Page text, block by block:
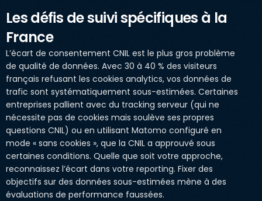
Les défis de suivi spécifiques à la
France
L’écart de consentement CNIL est le plus gros problème
de qualité de données. Avec 30 à 40 % des visiteurs
français refusant les cookies analytics, vos données de
trafic sont systématiquement sous-estimées. Certaines
entreprises pallient avec du tracking serveur (qui ne
nécessite pas de cookies mais soulève ses propres
questions CNIL) ou en utilisant Matomo configuré en
mode « sans cookies », que la CNIL a approuvé sous
certaines conditions. Quelle que soit votre approche,
reconnaissez l’écart dans votre reporting. Fixer des
objectifs sur des données sous-estimées mène à des
évaluations de performance faussées.